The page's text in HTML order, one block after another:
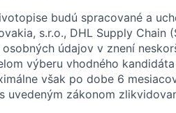
budú spracované a
s.r.o., DHL Supply Chain
údajov v znení
výberu vhodného
však po dobe 6
uvedeným zákonom